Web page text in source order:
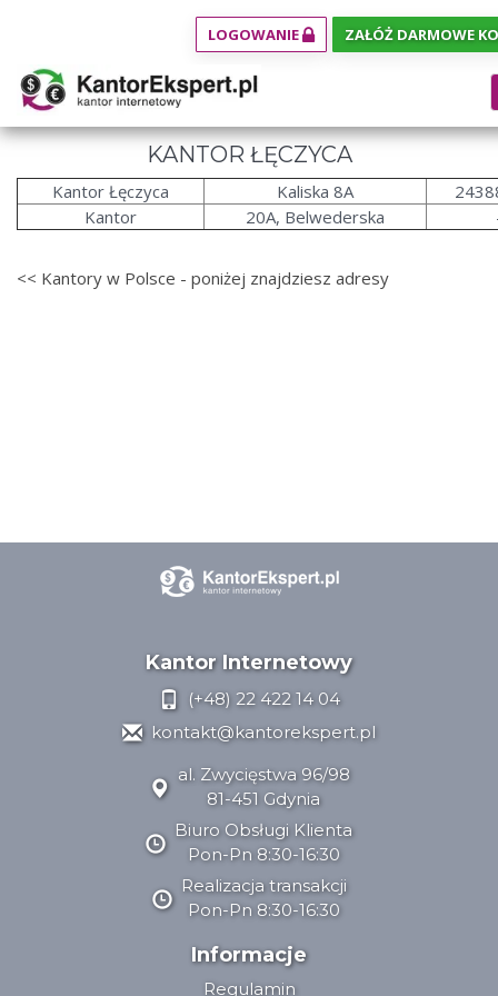
LOGOWANIE ZAŁÓŻ DARMOWE
KANTOR ŁĘCZYCA
Kantor Łęczyca Kaliska 8A
Kantor
20A, Belwederska
<< Kantory w Polsce - poniżej znajdziesz adresy
Kantor Internetowy
(+48) 22 422 14 04
kontakt@kantorekspert.pl
al. Zwycięstwa 96/98
81-451 Gdynia
Biuro Obsługi Klienta
Pon-Pn 8:30-16:30
Realizacja transakcji
Pon-Pn 8:30-16:30
Informacje
Regulamin